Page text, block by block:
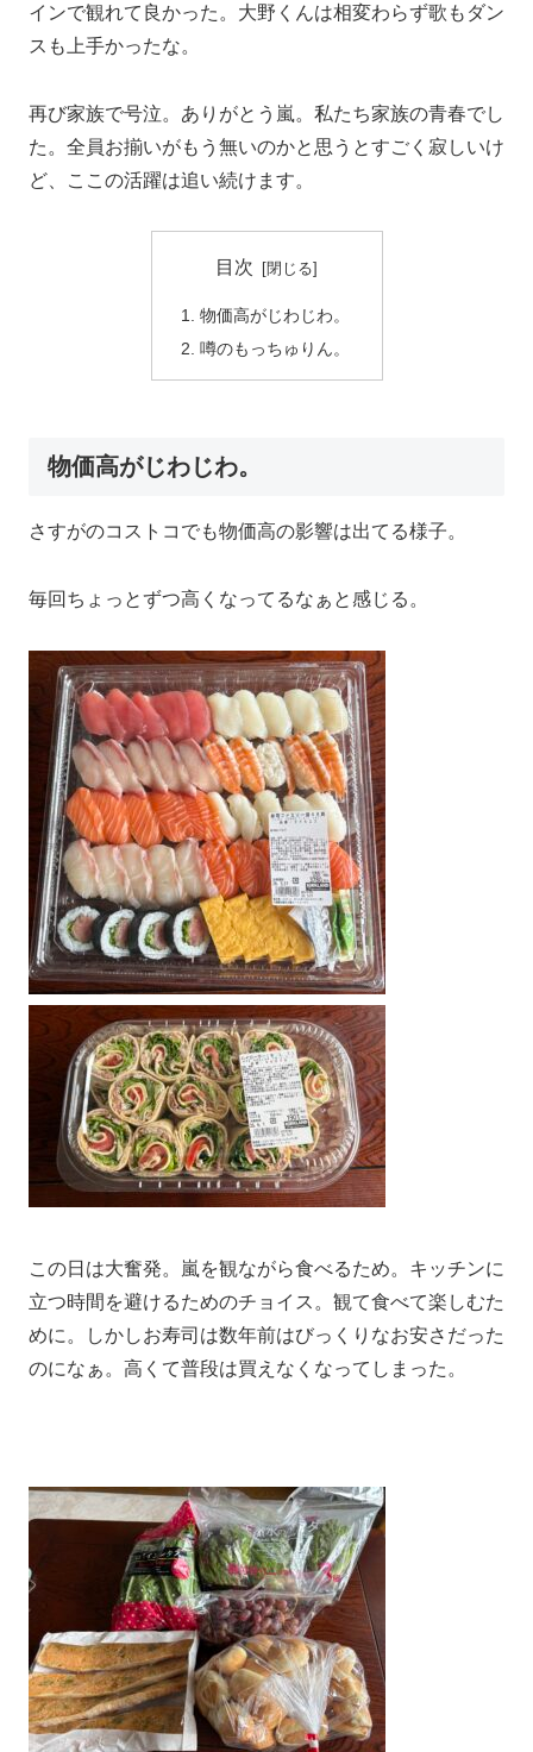
インで観れて良かった。大野くんは相変わらず歌もダン
スも上手かったな。
再び家族で号泣。ありがとう嵐。私たち家族の青春でし
た。全員お揃いがもう無いのかと思うとすごく寂しいけ
ど、ここの活躍は追い続けます。
目次
物価高がじわじわ。
噂のもっちゅりん。
物価高がじわじわ。
さすがのコストコでも物価高の影響は出てる様子。
毎回ちょっとずつ高くなってるなぁと感じる。
この日は大奮発。嵐を観ながら食べるため。キッチンに
立つ時間を避けるためのチョイス。観て食べて楽しむた
めに。しかしお寿司は数年前はびっくりなお安さだった
のになぁ。高くて普段は買えなくなってしまった。